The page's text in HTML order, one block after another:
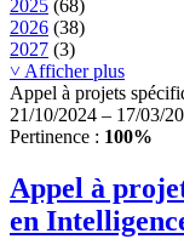
2025 (68)
2026 (38)
2027 (3)
˅ Afficher plus
Appel à projets
21/10/2024 – 17/03/
Pertinence : 100%
Appel à
en